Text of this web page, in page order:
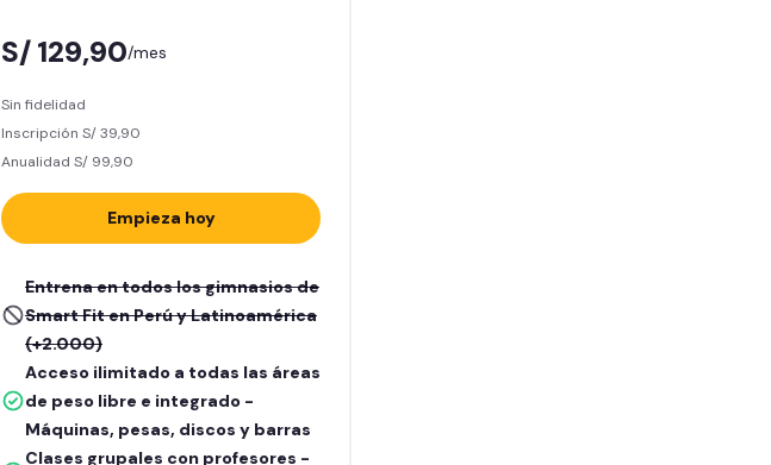
S/ 129,90/mes
Sin fidelidad
Inscripción S/ 39,90
Anualidad S/ 99,90
Empieza hoy
Entrena en todos los gimnasios de
Smart Fit en Perú y Latinoamérica
(+2.000)
Acceso ilimitado a todas las áreas
de peso libre e integrado -
Máquinas, pesas, discos y barras
Clases grupales con profesores -